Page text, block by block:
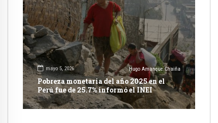
mayo 5, 2026 Hugo Amanque Chaiña
Pobreza monetaria del año 2025 en el
Perú fue de 25.7% informó el INEI